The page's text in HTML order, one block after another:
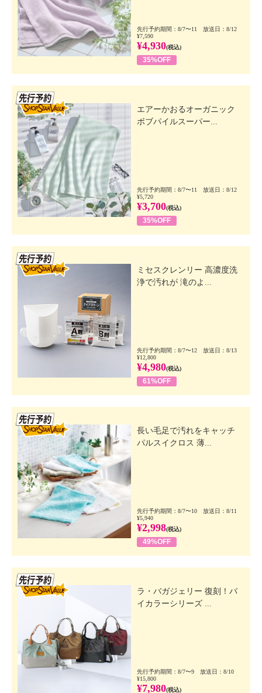
先行予約期間：8/7〜11 放送日：8/12
¥7,590
¥4,930(税込)
35%OFF
エアーかおるオーガニック
ボブパイルスーパー...
先行予約期間：8/7〜11 放送日：8/12
¥5,720
¥3,700(税込)
35%OFF
ミセスクレンリー 高濃度洗
浄で汚れが 滝のよ...
先行予約期間：8/7〜12 放送日：8/13
¥12,800
¥4,980(税込)
61%OFF
長い毛足で汚れをキャッチ
パルスイクロス 薄...
先行予約期間：8/7〜10 放送日：8/11
¥5,940
¥2,998(税込)
49%OFF
ラ・バガジェリー 復刻！バ
イカラーシリーズ ...
先行予約期間：8/7〜9 放送日：8/10
¥15,800
¥7,980(税込)